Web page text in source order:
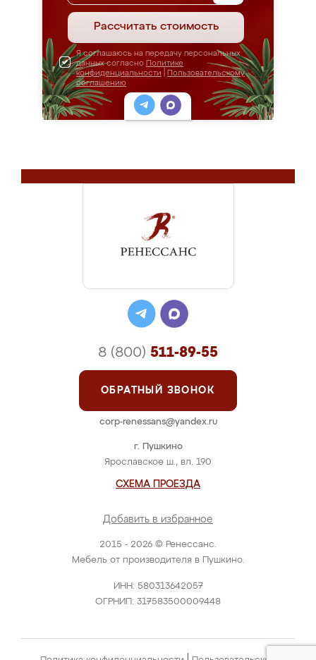
Рассчитать стоимость
Я соглашаюсь на передачу персональных
данных согласно Политике
конфиденциальности
Пользовательскому
соглашению
2015 - 2026 © Ренессанс.
Мебель от производителя в Пушкино.
ИНН: 580313642057
ОГРНИП: 317583500009448
г. Пушкино
Ярославское ш., вл. 190
СХЕМА ПРОЕЗДА
Добавить в избранное
8 (800) 511-89-55
ОБРАТНЫЙ ЗВОНОК
corp-renessans@yandex.ru